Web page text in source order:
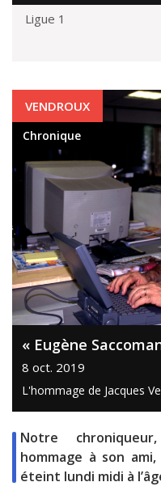
Chronique
VENDROUX
Chronique
« Eugène
8 oct. 2019
L'hommage de Jacques
Notre
hommage à son ami,
éteint lundi midi à